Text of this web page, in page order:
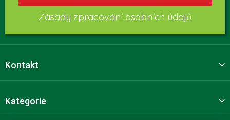
Zásady zpracování osobních údajů
Kontakt
Kategorie